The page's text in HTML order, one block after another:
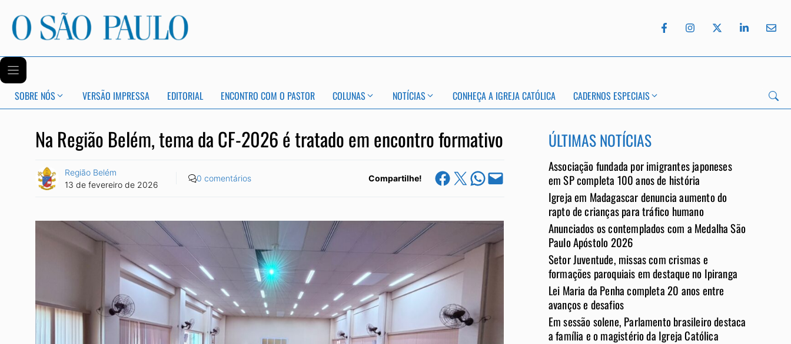
SOBRE NÓS VERSÃO IMPRESSA EDITORIAL ENCONTRO COM O PASTOR COLUNAS NOTÍCIAS CONHEÇA A IGREJA CATÓLICA CADERNOS ESPECIAIS
Na Região Belém, tema da CF-2026 é tratado em encontro formativo
Região Belém
13 de fevereiro de 2026
0 comentários Compartilhe! Share on Facebook
Share on X Share on WhatsApp
Email this Page
ÚLTIMAS NOTÍCIAS
Associação fundada por imigrantes japoneses
em SP completa 100 anos de história
Igreja em Madagascar denuncia aumento do
rapto de crianças para tráfico humano
Anunciados os contemplados com a Medalha São
Paulo Apóstolo 2026
Setor Juventude, missas com crismas e
formações paroquiais em destaque no Ipiranga
Lei Maria da Penha completa 20 anos entre
avanços e desafios
Em sessão solene, Parlamento brasileiro destaca
a família e o magistério da Igreja Católica